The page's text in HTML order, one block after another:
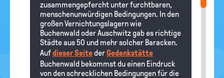
zusammengepfercht unter furchtbaren,
menschenunwürdigen Bedingungen. In den
großen Vernichtungslagern wie
Buchenwald oder Auschwitz gab es richtige
Städte aus 50 und mehr solcher Baracken.
Aufdieser SeitederGedenkstätte
Buchenwald bekommst du einen Eindruck
von den schrecklichen Bedingungen für die